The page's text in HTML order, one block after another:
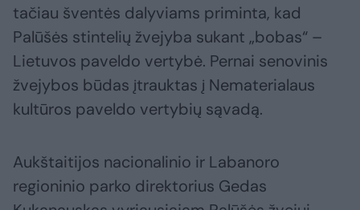
tačiau šventės dalyviams priminta, kad
Palūšės stintelių žvejyba sukant „bobas“ –
Lietuvos paveldo vertybė. Pernai senovinis
žvejybos būdas įtrauktas į Nematerialaus
kultūros paveldo vertybių sąvadą.
Aukštaitijos nacionalinio ir Labanoro
regioninio parko direktorius Gedas